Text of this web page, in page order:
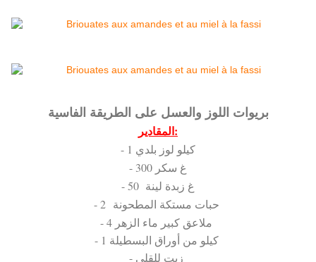
بريواتاللوز والعسل على الطريقة الفاسية
المقادير:
- 1 كيلو لوز بلدي
- 300 غ سكر
- 50 غ زبدة لينة
- 1 كيلو من أوراق